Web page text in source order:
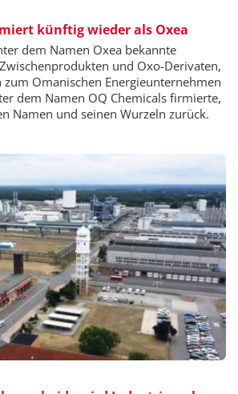
künftig wieder als Oxea
dem Namen Oxea bekannte
und Oxo-Derivaten,
Omanischen Energieunternehmen
dem Namen OQ Chemicals firmierte,
Namen und seinen Wurzeln zurück.